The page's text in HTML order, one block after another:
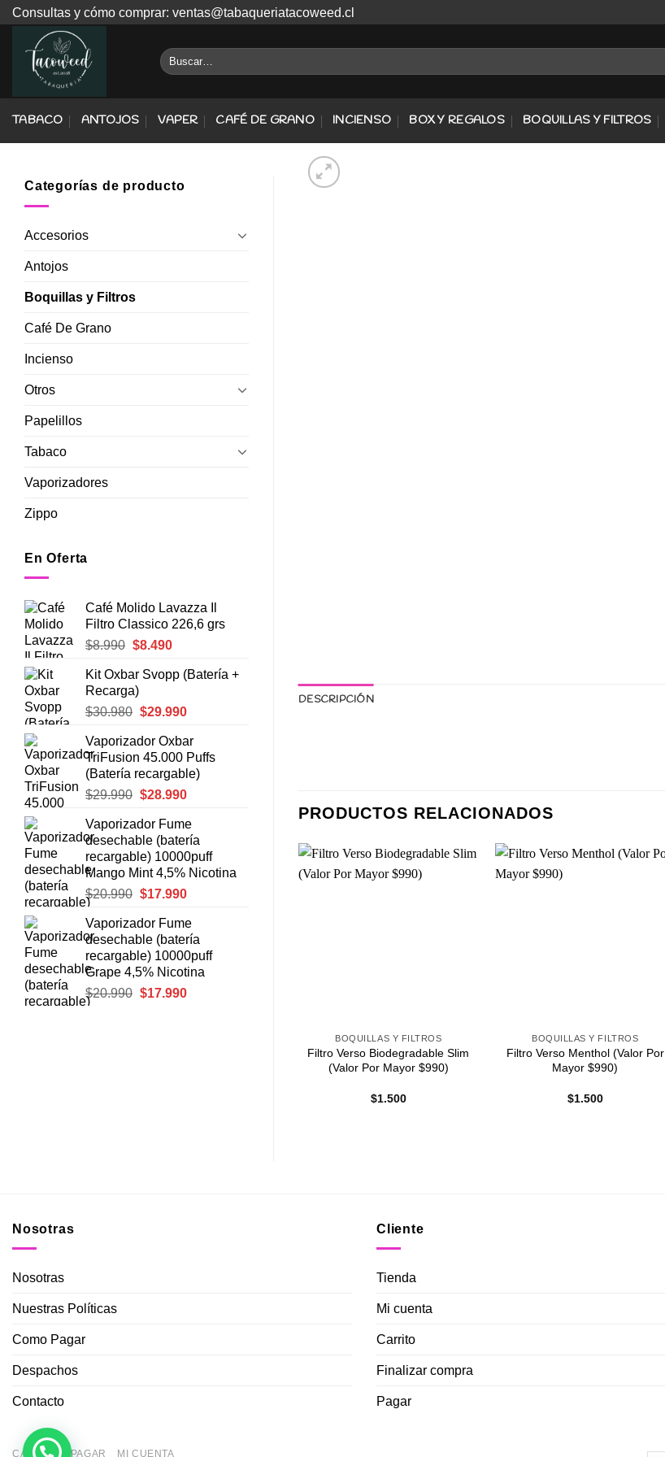
Skip
content
Consultas y cómo comprar: ventas@tabaqueriatacoweed.cl
Buscar
por:
TABACO ANTOJOS VAPER CAFÉ DE GRANO INCIENSO BOX Y REGALOS BOQUILLAS Y FILTROS
Categorías de producto
Accesorios
Antojos
Boquillas y Filtros
Café De Grano
Incienso
Otros
Papelillos
Tabaco
Vaporizadores
Zippo
En Oferta
Café Molido Lavazza Il
Filtro Classico 226,6 grs
$8.990 El
original
era:
$8.990.
$8.490El
actual
$8.490.
Kit Oxbar Svopp (Batería +
Recarga)
$30.980 El
original
era:
$30.980.
$29.990El
actual
es:
$29.990.
Vaporizador Oxbar
TriFusion 45.000 Puffs
(Batería recargable)
$29.990 El
original
era:
$29.990.
$28.990El
actual
es:
$28.990.
Vaporizador Fume
desechable (batería
recargable) 10000puff
Mango Mint 4,5% Nicotina
$20.990 El
original
era:
$20.990.
$17.990El
actual
es:
$17.990.
Vaporizador Fume
desechable (batería
recargable) 10000puff
Grape 4,5% Nicotina
$20.990 El
$17.990El
DESCRIPCIÓN
PRODUCTOS RELACIONADOS
BOQUILLAS Y FILTROS
Filtro Verso Biodegradable Slim
(Valor Por Mayor $990)
$1.500
BOQUILLAS Y FILTROS
Filtro Verso Menthol (Valor Por
Mayor $990)
$1.500
Agregar
Favoritos
Nosotras
Nosotras
Nuestras Políticas
Como Pagar
Despachos
Contacto
Cliente
Tienda
Mi cuenta
Carrito
Finalizar compra
Pagar
CARRITO PAGAR MI CUENTA